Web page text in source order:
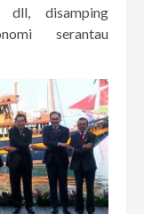
dll, disamping
serantau